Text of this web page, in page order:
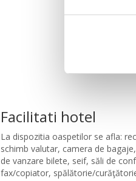
Facilitati hotel
La dispozitia oaspetilor se afla:
schimb valutar, camera de
de vanzare bilete, seif, săli de
fax/copiator, spălătorie/